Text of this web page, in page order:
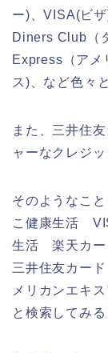
ー)、VISA(ビ
Diners Club（
Express（アメ
ス)、など色々
また、三井住
ャーなクレジ
そのようなこ
こ健康生活
生活 楽天カ
三井住友カー
メリカンエキ
と検索してみる